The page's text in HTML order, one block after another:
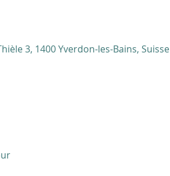
3, 1400 Yverdon-les-Bains, Suisse